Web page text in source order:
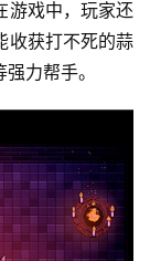
游戏中，玩家还
收获打不死的蒜
力帮手。